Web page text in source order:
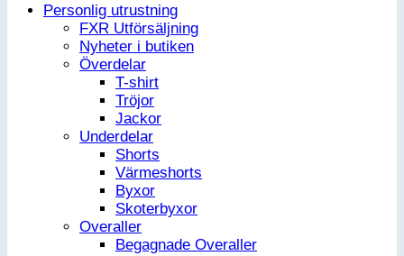
Personlig utrustning
FXR Utförsäljning
Nyheter i butiken
Överdelar
T-shirt
Tröjor
Jackor
Underdelar
Shorts
Värmeshorts
Byxor
Skoterbyxor
Overaller
Begagnade Overaller